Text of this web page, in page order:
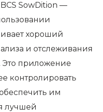
SowDition —
хороший
и отслеживания
Это приложение
контролировать
им
лучшей